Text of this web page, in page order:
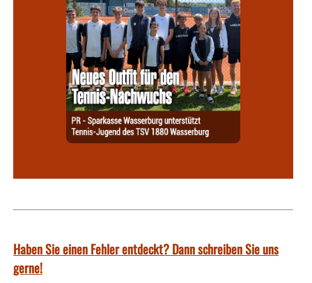
Haben Sie einen Fehler entdeckt? Dann schreiben Sie uns
gerne!